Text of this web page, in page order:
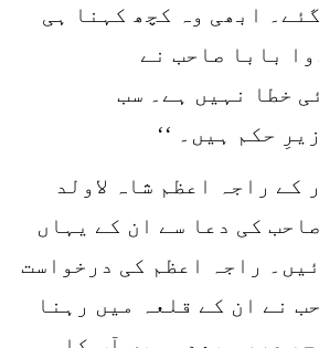
ابھی وہ کچھ کہنا ہی
بابا صاحب نے
خطا نہیں ہے۔ سب
حکم ہیں۔ ‘‘
کے راجہ اعظم شاہ لاولد
کی دعا سے ان کے یہاں
راجہ اعظم کی درخواست
نے ان کے قلعہ میں رہنا